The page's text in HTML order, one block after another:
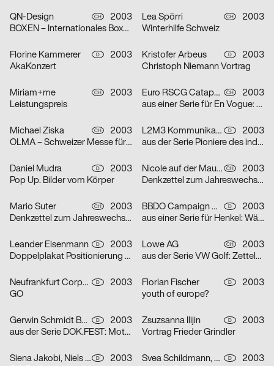
QN-Design CH
2003
BOXEN – Internationales Boxmeeting
Lea Spörri CH
2003
Winterhilfe Schweiz
Florine Kammerer D
2003
AkaKonzert
Kristofer Arbeus D
2003
Christoph Niemann Vortrag
Miriam+me CH
2003
Leistungspreis
Euro RSCG Catapult AG Switzerland CH
2003
aus einer Serie für En Vogue: Fisch
Michael Ziska CH
2003
OLMA – Schweizer Messe für Land- und Milchwirtschaft 2003
L2M3 Kommunikationsdesign D
2003
aus der Serie Pioniere des industriellen Designs am Bodensee: Champs
Daniel Mudra D
2003
Pop Up. Bilder vom Körper
Nicole auf der Mauer CH
2003
Denkzettel zum Jahreswechsel: Mädchen
Mario Suter CH
2003
Denkzettel zum Jahreswechsel: Öl
BBDO Campaign GmbH Düsseldorf D
2003
aus einer Serie für Henkel: Wäscheklammern
Leander Eisenmann D
2003
Doppelplakat Positionierung – Design und Architektur, von der Ausbildung zum Beruf?
Lowe AG CH
2003
aus der Serie VW Golf: Zettelplakat
Neufrankfurt Corporate Design GmbH D
2003
GO
Florian Fischer D
2003
youth of europe?
Gerwin Schmidt Büro für visuelle Gestaltung D
2003
aus der Serie DOK.FEST: Motiv Schrei – Motiv Kuss
Zsuzsanna Ilijin D
2003
Vortrag Frieder Grindler
Siena Jakobi, Niels Verhaag D
2003
Svea Schildmann, Kathrin Nahlik D
2003